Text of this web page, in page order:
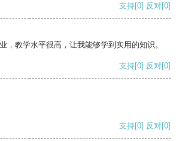
支持[0] 反对[0]
，教学水平很高，让我能够学到实用的知识。
支持[0] 反对[0]
支持[0] 反对[0]